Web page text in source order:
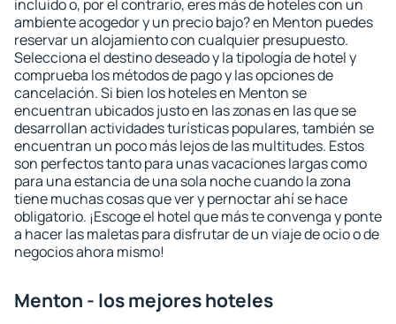
incluido o, por el contrario, eres más de hoteles con un
ambiente acogedor y un precio bajo? en Menton puedes
reservar un alojamiento con cualquier presupuesto.
Selecciona el destino deseado y la tipología de hotel y
comprueba los métodos de pago y las opciones de
cancelación. Si bien los hoteles en Menton se
encuentran ubicados justo en las zonas en las que se
desarrollan actividades turísticas populares, también se
encuentran un poco más lejos de las multitudes. Estos
son perfectos tanto para unas vacaciones largas como
para una estancia de una sola noche cuando la zona
tiene muchas cosas que ver y pernoctar ahí se hace
obligatorio. ¡Escoge el hotel que más te convenga y ponte
a hacer las maletas para disfrutar de un viaje de ocio o de
negocios ahora mismo!
Menton - los mejores hoteles